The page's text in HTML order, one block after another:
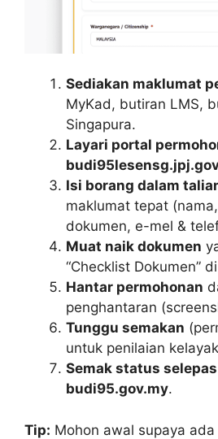
Sediakan maklumat
MyKad, butiran LMS,
Singapura.
Layari portal
Isi borang dalam
maklumat tepat
dokumen, e-mel &
Muat naik dokumen
“Checklist Dokumen”
Hantar permohonan
penghantaran
Tunggu semakan
untuk penilaian
Semak status
budi95.gov.my.
Tip: Mohon awal supaya